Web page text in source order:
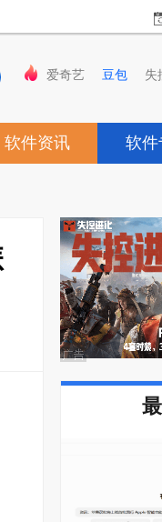
爱奇艺 豆包 失
软件资讯 软件